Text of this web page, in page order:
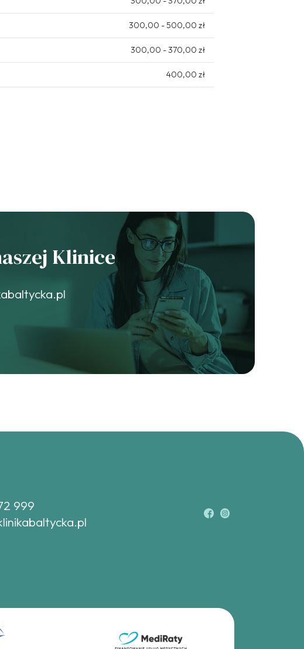
300,00 - 500,00 zł
300,00 - 370,00 zł
400,00 zł
Klinice
999